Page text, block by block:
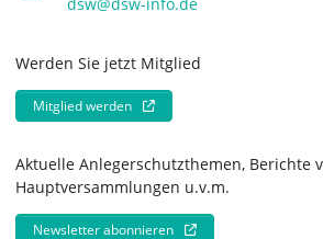
Werden Sie jetzt Mitglied
Mitglied werden
Aktuelle Anlegerschutzthemen, Berichte
Hauptversammlungen u.v.m.
Newsletter abonnieren